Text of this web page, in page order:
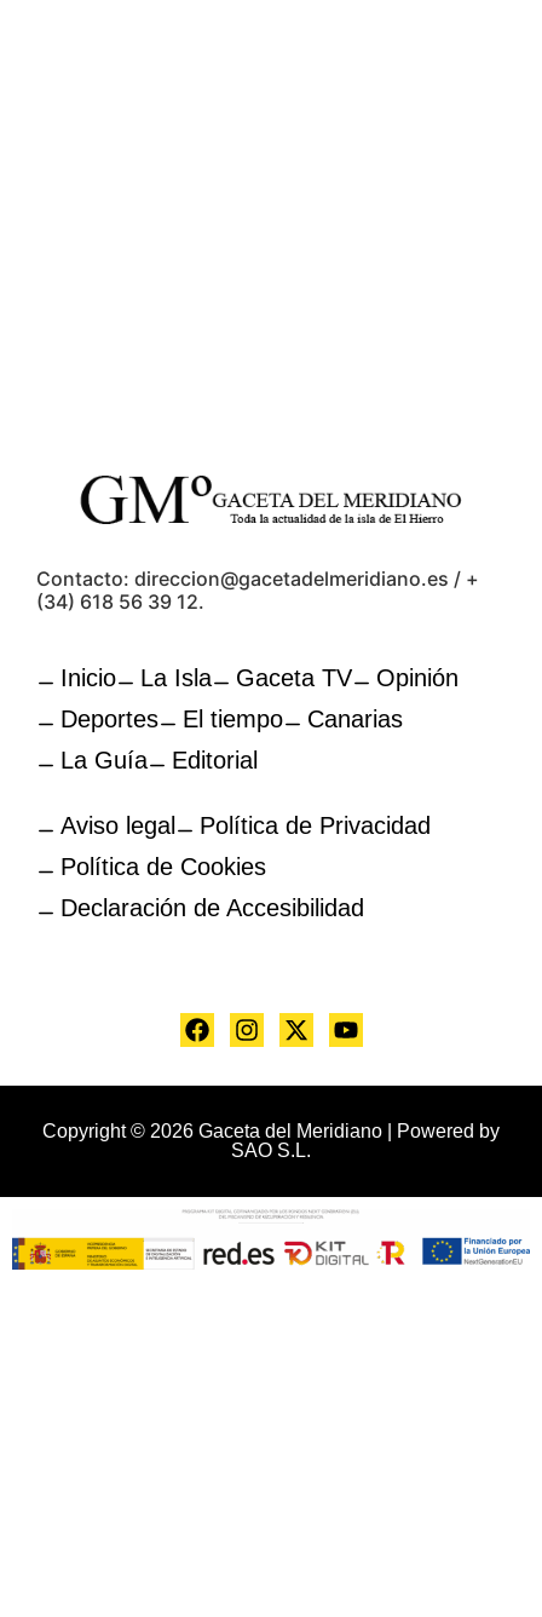
Contacto: direccion@gacetadelmeridiano.es / +
(34) 618 56 39 12.
Inicio La Isla Gaceta TV
Opinión
Deportes
El tiempo
Canarias
La Guía
Editorial
Aviso legal
Política de Privacidad
Política de Cookies
Declaración de Accesibilidad
Copyright © 2026 Gaceta del Meridiano | Powered by
SAO S.L.